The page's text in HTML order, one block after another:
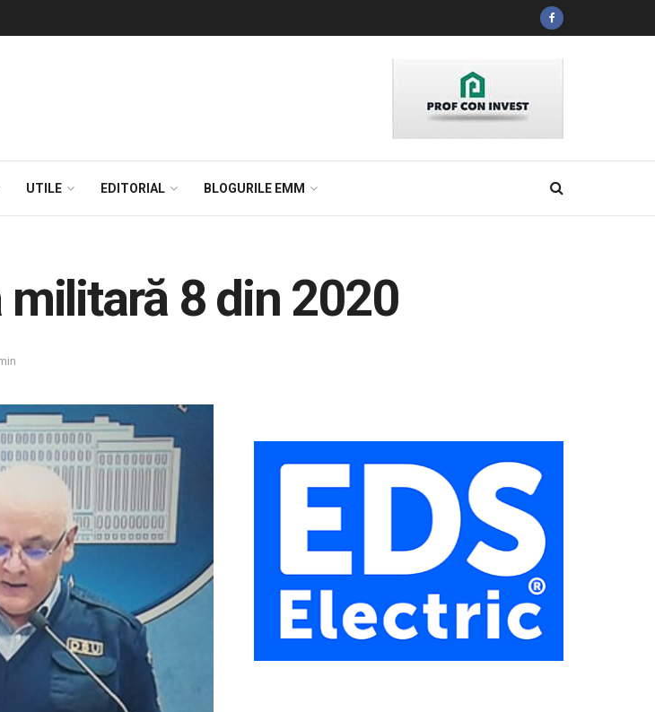
UTILE EDITORIAL BLOGURILE EMM
militară 8 din 2020